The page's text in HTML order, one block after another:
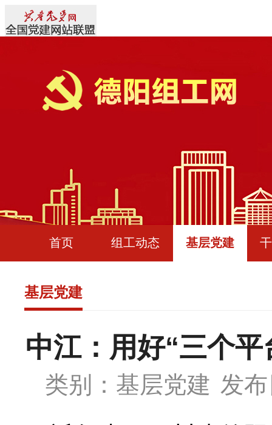
首页 组工动态 基层党建
基层党建
中江：用好“三个
类别：基层党建 发